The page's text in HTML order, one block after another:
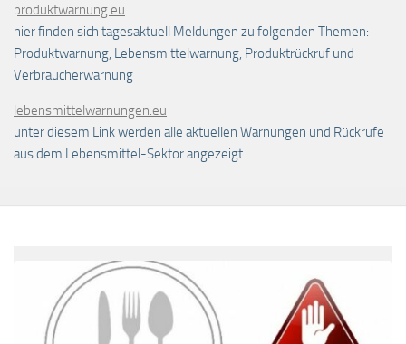
produktwarnung.eu
hier finden sich tagesaktuell Meldungen zu folgenden Themen:
Produktwarnung, Lebensmittelwarnung, Produktrückruf und
Verbraucherwarnung
lebensmittelwarnungen.eu
unter diesem Link werden alle aktuellen Warnungen und Rückrufe
aus dem Lebensmittel-Sektor angezeigt